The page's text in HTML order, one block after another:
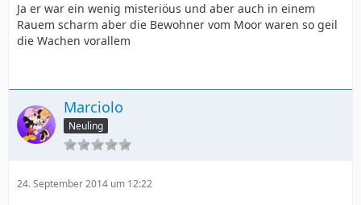
Ja er war ein wenig misteriöus und aber auch in einem
Rauem scharm aber die Bewohner vom Moor waren so geil
die Wachen vorallem
Marciolo
Neuling
24. September 2014 um 12:22